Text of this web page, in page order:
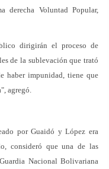
derecha Voluntad Popular,
dirigirán el proceso de
de la sublevación que trató
haber impunidad, tiene que
agregó.
por Guaidó y López era
consideró que una de las
Nacional Bolivariana